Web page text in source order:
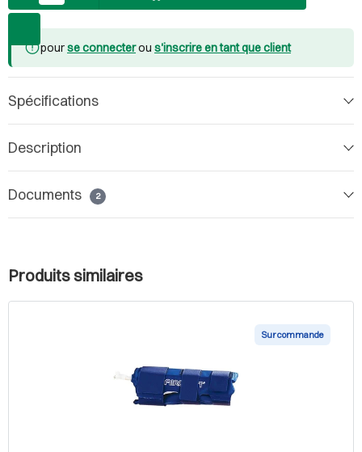
pourse connecterou s'inscrire en tant que client
Spécifications
Description
Documents 2
Produits similaires
Sur commande